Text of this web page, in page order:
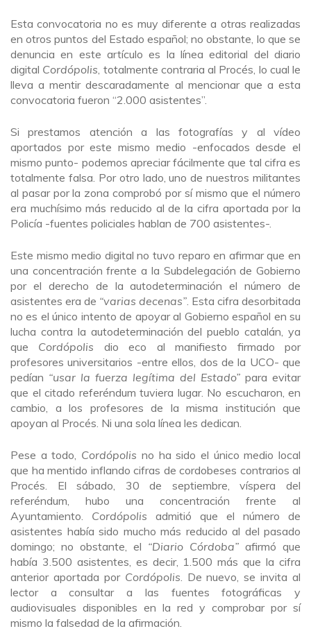
Esta convocatoria no es muy diferente a otras realizadas
en otros puntos del Estado español; no obstante, lo que se
denuncia en este artículo es la línea editorial del diario
digital Cordópolis, totalmente contraria al Procés, lo cual le
lleva a mentir descaradamente al mencionar que a esta
convocatoria fueron “2.000 asistentes”.
Si prestamos atención a las fotografías y al vídeo
aportados por este mismo medio -enfocados desde el
mismo punto- podemos apreciar fácilmente que tal cifra es
totalmente falsa. Por otro lado, uno de nuestros militantes
al pasar por la zona comprobó por sí mismo que el número
era muchísimo más reducido al de la cifra aportada por la
Policía -fuentes policiales hablan de 700 asistentes-.
Este mismo medio digital no tuvo reparo en afirmar que en
una concentración frente a la Subdelegación de Gobierno
por el derecho de la autodeterminación el número de
asistentes era de “varias decenas”. Esta cifra desorbitada
no es el único intento de apoyar al Gobierno español en su
lucha contra la autodeterminación del pueblo catalán, ya
que Cordópolis dio eco al manifiesto firmado por
profesores universitarios -entre ellos, dos de la UCO- que
pedían “usar la fuerza legítima del Estado” para evitar
que el citado referéndum tuviera lugar. No escucharon, en
cambio, a los profesores de la misma institución que
apoyan al Procés. Ni una sola línea les dedican.
Pese a todo, Cordópolis no ha sido el único medio local
que ha mentido inflando cifras de cordobeses contrarios al
Procés. El sábado, 30 de septiembre, víspera del
referéndum, hubo una concentración frente al
Ayuntamiento. Cordópolis admitió que el número de
asistentes había sido mucho más reducido al del pasado
domingo; no obstante, el “Diario Córdoba” afirmó que
había 3.500 asistentes, es decir, 1.500 más que la cifra
anterior aportada por Cordópolis. De nuevo, se invita al
lector a consultar a las fuentes fotográficas y
audiovisuales disponibles en la red y comprobar por sí
mismo la falsedad de la afirmación.